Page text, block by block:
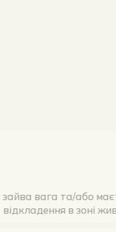
у вас зайва вага та/
відкладення в